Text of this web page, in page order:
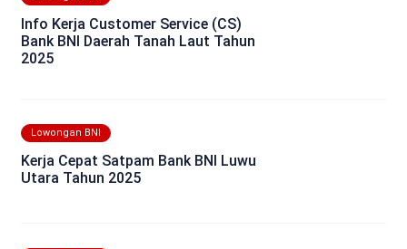
Info Kerja Customer Service (CS)
Bank BNI Daerah Tanah Laut Tahun
2025
Lowongan BNI
Kerja Cepat Satpam Bank BNI Luwu
Utara Tahun 2025